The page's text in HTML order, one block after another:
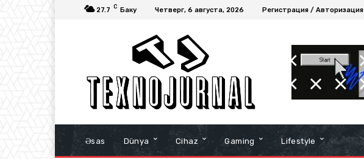
27.7 C Баку Четверг, 6 августа, 2026 Регистрация / Авторизация
Əsas Dünya Cihaz Gaming Lifestyle